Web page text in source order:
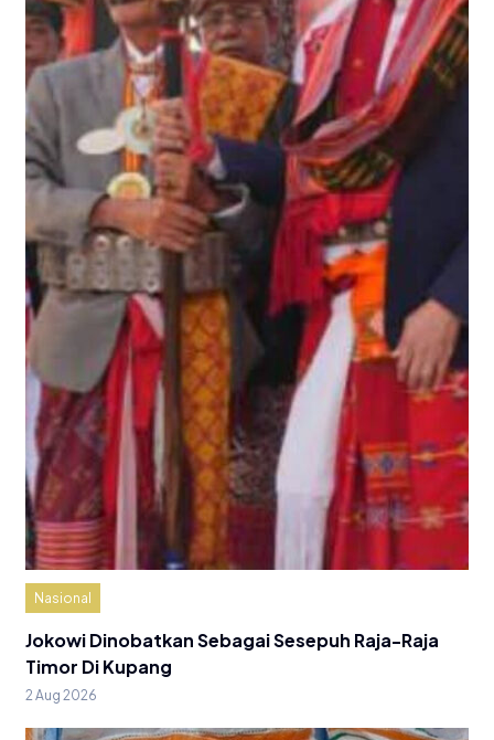
Nasional
Jokowi Dinobatkan Sebagai Sesepuh Raja-Raja
Timor Di Kupang
2 Aug 2026